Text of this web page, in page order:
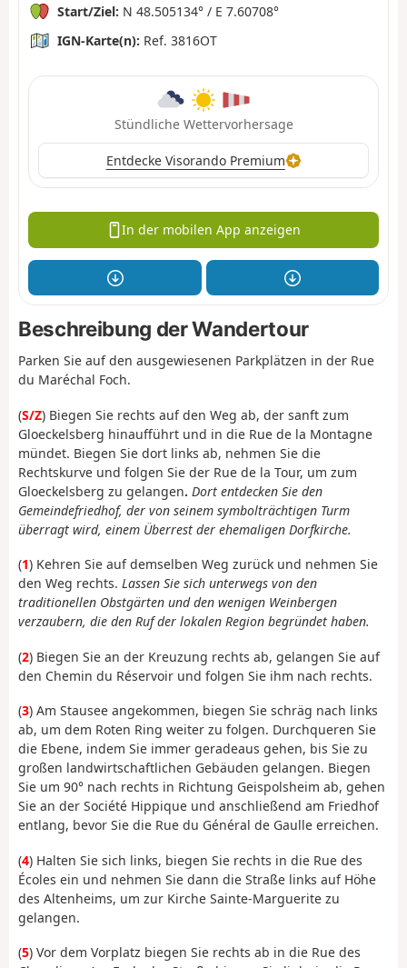
Start/Ziel: N 48.505134° / E 7.60708°
IGN-Karte(n): Ref. 3816OT
Stündliche Wettervorhersage
Entdecke Visorando Premium
In der mobilen App anzeigen
Beschreibung der Wandertour
Parken Sie auf den ausgewiesenen Parkplätzen in der Rue
du Maréchal Foch.
(S/Z) Biegen Sie rechts auf den Weg ab, der sanft zum
Gloeckelsberg hinaufführt und in die Rue de la Montagne
mündet. Biegen Sie dort links ab, nehmen Sie die
Rechtskurve und folgen Sie der Rue de la Tour, um zum
Gloeckelsberg zu gelangen. Dort entdecken Sie den
Gemeindefriedhof, der von seinem symbolträchtigen Turm
überragt wird, einem Überrest der ehemaligen Dorfkirche.
(1) Kehren Sie auf demselben Weg zurück und nehmen Sie
den Weg rechts. Lassen Sie sich unterwegs von den
traditionellen Obstgärten und den wenigen Weinbergen
verzaubern, die den Ruf der lokalen Region begründet haben.
(2) Biegen Sie an der Kreuzung rechts ab, gelangen Sie auf
den Chemin du Réservoir und folgen Sie ihm nach rechts.
(3) Am Stausee angekommen, biegen Sie schräg nach links
ab, um dem Roten Ring weiter zu folgen. Durchqueren Sie
die Ebene, indem Sie immer geradeaus gehen, bis Sie zu
großen landwirtschaftlichen Gebäuden gelangen. Biegen
Sie um 90° nach rechts in Richtung Geispolsheim ab, gehen
Sie an der Société Hippique und anschließend am Friedhof
entlang, bevor Sie die Rue du Général de Gaulle erreichen.
(4) Halten Sie sich links, biegen Sie rechts in die Rue des
Écoles ein und nehmen Sie dann die Straße links auf Höhe
des Altenheims, um zur Kirche Sainte-Marguerite zu
gelangen.
(5) Vor dem Vorplatz biegen Sie rechts ab in die Rue des